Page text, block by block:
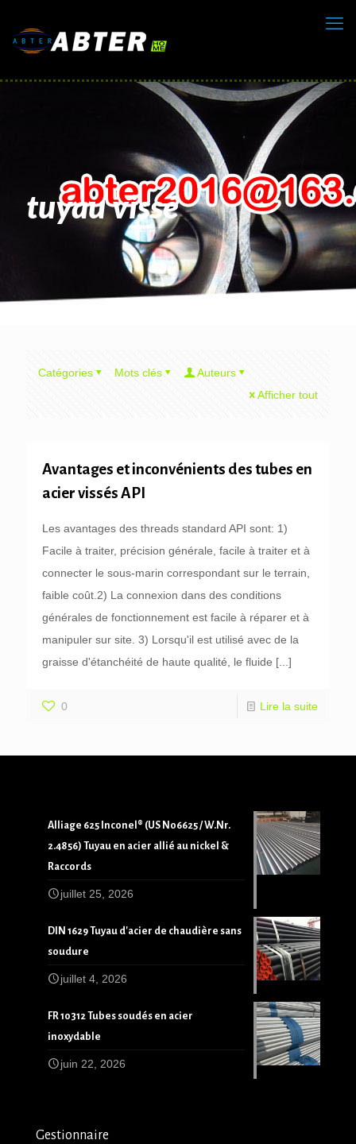
tuyau vissé
Catégories Mots clés
Auteurs
Afficher tout
Avantages et inconvénients des tubes en
acier vissés API
Les avantages des threads standard API sont: 1)
Facile à traiter, précision générale, facile à traiter et à
connecter le sous-marin correspondant sur le terrain,
faible coût.2) La connexion dans des conditions
générales de fonctionnement est facile à réparer et à
manipuler sur site. 3) Lorsqu'il est utilisé avec de la
graisse d'étanchéité de haute qualité, le fluide [...]
0 Lire la suite
Alliage 625 Inconel® (US N06625 / W.Nr.
2.4856) Tuyau en acier allié au nickel &
Raccords
juillet 25, 2026
DIN 1629 Tuyau d'acier de chaudière sans
soudure
juillet 4, 2026
FR 10312 Tubes soudés en acier
inoxydable
juin 22, 2026
Gestionnaire